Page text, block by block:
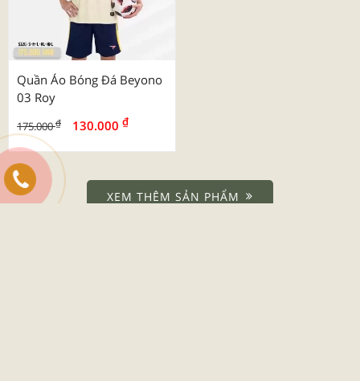
Quần Áo Bóng Đá Beyono
03 Roy
175.000₫ 130.000 ₫
XEM THÊM SẢN PHẨM